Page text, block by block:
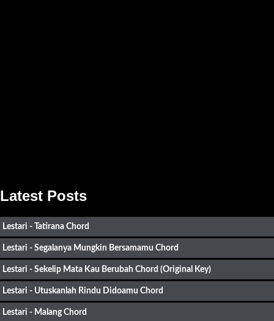
Latest Posts
Lestari - Tatirana Chord
Lestari - Segalanya Mungkin Bersamamu Chord
Lestari - Sekelip Mata Kau Berubah Chord (Original Key)
Lestari - Utuskanlah Rindu Didoamu Chord
Lestari - Malang Chord